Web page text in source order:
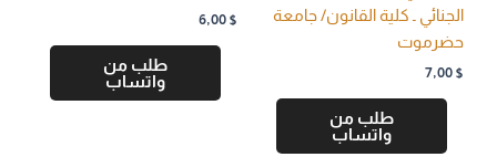
الجنائي ـ كلية القانون/ جامعة
حضرموت
7,00 $
طلب من
واتساب
6,00 $
طلب من
واتساب